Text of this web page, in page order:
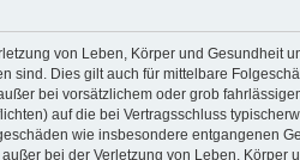
von Leben, Körper und
sind. Dies gilt auch für mittelbare
bei vorsätzlichem oder grob
auf die bei Vertragsschluss
wie insbesondere entgangenen
bei der Verletzung von Leben,